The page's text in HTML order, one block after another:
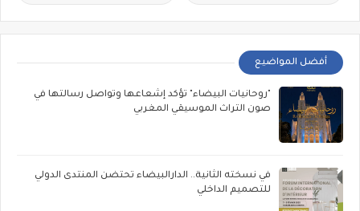
أفضل المواضيع
"روحانيات البيضاء" تؤكد إشعاعها وتواصل رسالتها في
صون التراث الموسيقي المغربي
في نسخته الثانية.. الدارالبيضاء تحتضن المنتدى الدولي
للتصميم الداخلي